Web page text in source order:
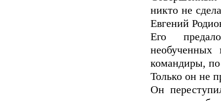
никто не
Евгений
Его
командиры,
Только он не
Он